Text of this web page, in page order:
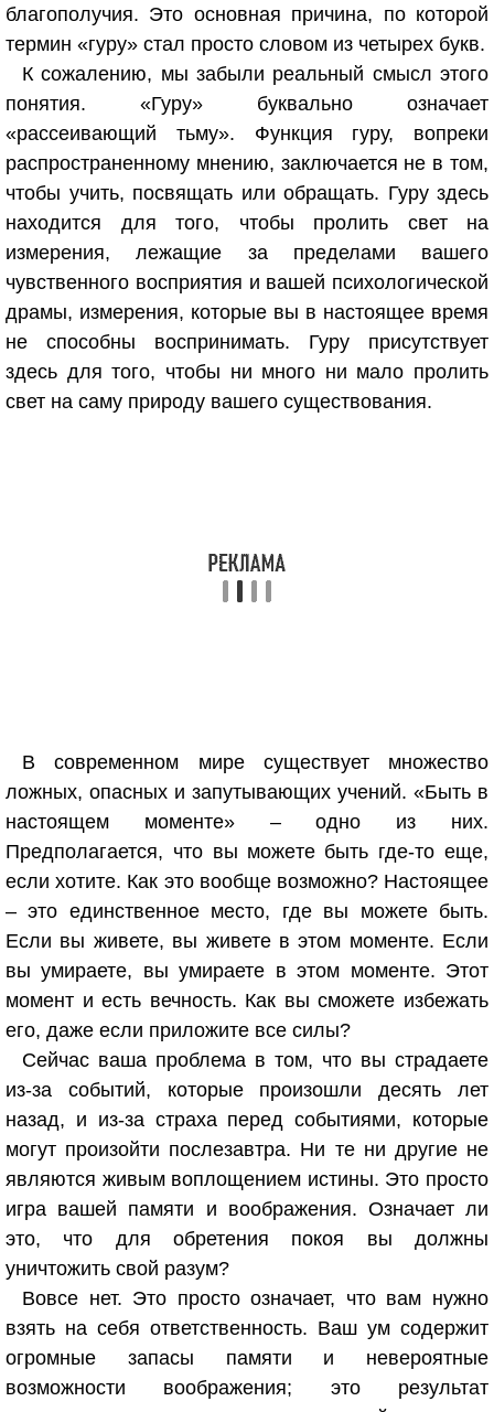
благополучия. Это основная причина, по которой
термин «гуру» стал просто словом из четырех букв.
К сожалению, мы забыли реальный смысл этого
понятия. «Гуру» буквально означает
«рассеивающий тьму». Функция гуру, вопреки
распространенному мнению, заключается не в том,
чтобы учить, посвящать или обращать. Гуру здесь
находится для того, чтобы пролить свет на
измерения, лежащие за пределами вашего
чувственного восприятия и вашей психологической
драмы, измерения, которые вы в настоящее время
не способны воспринимать. Гуру присутствует
здесь для того, чтобы ни много ни мало пролить
свет на саму природу вашего существования.
В современном мире существует множество
ложных, опасных и запутывающих учений. «Быть в
настоящем моменте» – одно из них.
Предполагается, что вы можете быть где-то еще,
если хотите. Как это вообще возможно? Настоящее
– это единственное место, где вы можете быть.
Если вы живете, вы живете в этом моменте. Если
вы умираете, вы умираете в этом моменте. Этот
момент и есть вечность. Как вы сможете избежать
его, даже если приложите все силы?
Сейчас ваша проблема в том, что вы страдаете
из-за событий, которые произошли десять лет
назад, и из-за страха перед событиями, которые
могут произойти послезавтра. Ни те ни другие не
являются живым воплощением истины. Это просто
игра вашей памяти и воображения. Означает ли
это, что для обретения покоя вы должны
уничтожить свой разум?
Вовсе нет. Это просто означает, что вам нужно
взять на себя ответственность. Ваш ум содержит
огромные запасы памяти и невероятные
возможности воображения; это результат